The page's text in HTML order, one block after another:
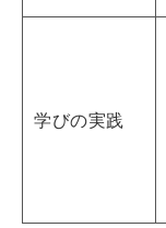
学びの実践